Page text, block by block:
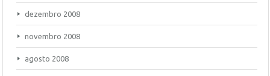
dezembro 2008
novembro 2008
agosto 2008